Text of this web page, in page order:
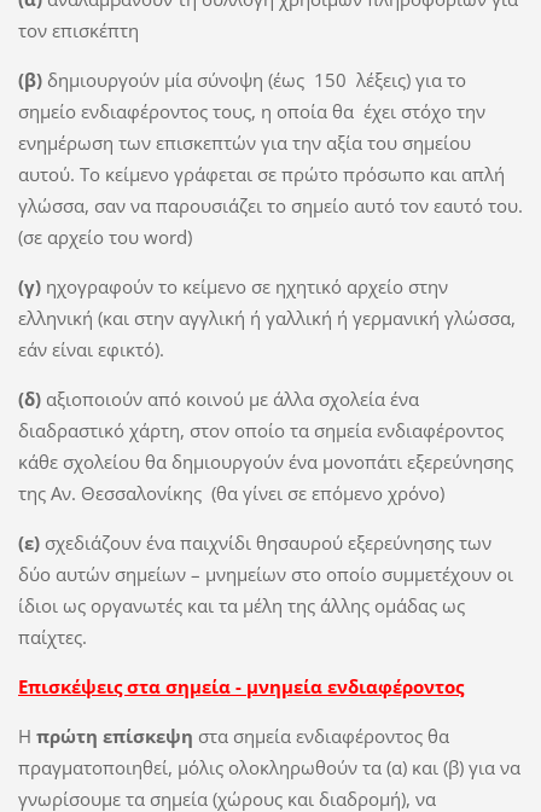
τον επισκέπτη
(β)δημιουργούν μία σύνοψη (έως 150 λέξεις) για το
σημείο ενδιαφέροντος τους, η οποία θα έχει στόχο την
ενημέρωση των επισκεπτών για την αξία του σημείου
αυτού. Το κείμενο γράφεται σε πρώτο πρόσωπο και απλή
γλώσσα, σαν να παρουσιάζει το σημείο αυτό τον εαυτό του.
(σε αρχείο του word)
(γ)ηχογραφούν το κείμενο σε ηχητικό αρχείο στην
ελληνική (και στην αγγλική ή γαλλική ή γερμανική γλώσσα,
εάν είναι εφικτό).
(δ)αξιοποιούν από κοινού με άλλα σχολεία ένα
διαδραστικό χάρτη, στον οποίο τα σημεία ενδιαφέροντος
κάθε σχολείου θα δημιουργούν ένα μονοπάτι εξερεύνησης
της Αν. Θεσσαλονίκης (θα γίνει σε επόμενο χρόνο)
(ε)σχεδιάζουν ένα παιχνίδι θησαυρού εξερεύνησης των
δύο αυτών σημείων – μνημείων στο οποίο συμμετέχουν οι
ίδιοι ως οργανωτές και τα μέλη της άλλης ομάδας ως
παίχτες.
Επισκέψεις στα σημεία - μνημεία ενδιαφέροντος
Η πρώτη επίσκεψη στα σημεία ενδιαφέροντος θα
πραγματοποιηθεί, μόλις ολοκληρωθούν τα (α) και (β) για να
γνωρίσουμε τα σημεία (χώρους και διαδρομή), να